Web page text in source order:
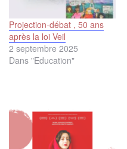
Projection-débat , 50 ans
après la loi Veil
2 septembre 2025
Dans "Education"